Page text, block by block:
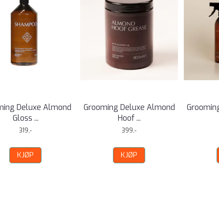
Deluxe Almond
Gloss ...
319,-
KJØP
Grooming Deluxe Almond
Hoof ...
399,-
KJØP